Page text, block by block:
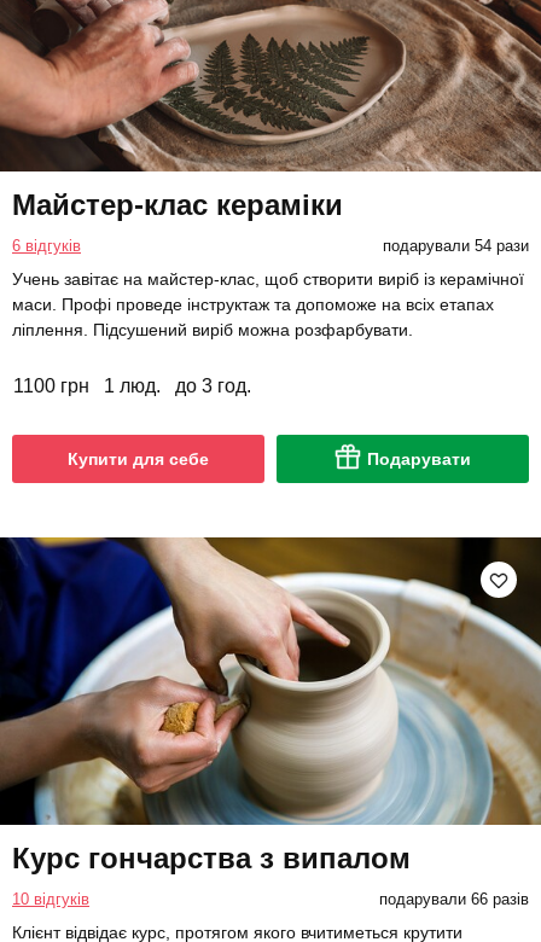
Майстер-клас кераміки
6 відгуків подарували 54 рази
Учень завітає на майстер-клас, щоб створити виріб із керамічної
маси. Профі проведе інструктаж та допоможе на всіх етапах
ліплення. Підсушений виріб можна розфарбувати.
1100 грн 1 люд. до 3 год.
Купити для себе Подарувати
Курс гончарства з випалом
10 відгуків подарували 66 разів
Клієнт відвідає курс, протягом якого вчитиметься крутити